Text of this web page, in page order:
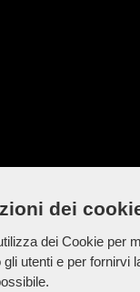
dei
dei Cookie per
utenti e per fornirvi